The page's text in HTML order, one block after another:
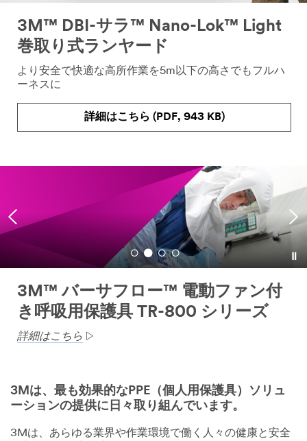
3M™ DBI-サラ™ Nano-Lok™ Light
巻取り式ランヤード
より安全で快適な高所作業を5m以下の高さでもフルハ
ーネスに
詳細はこちら (PDF, 943 KB)
3M™ バーサフロー™ 電動ファン付
き呼吸用保護具 TR-800 シリーズ
詳細はこちら
3Mは、最も効果的なPPE（個人用保護具）ソリュ
ーションの提供に日々取り組んでいます。
3Mは、あらゆる業界や作業環境で働く人々の健康と安全